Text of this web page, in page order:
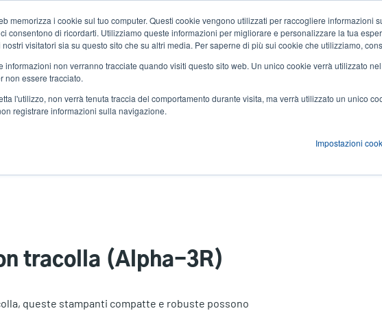
memorizza i cookie sul tuo computer. Questi cookie vengono utilizzati per raccogliere informazioni
consentono di ricordarti. Utilizziamo queste informazioni per migliorare e personalizzare la tua
visitatori sia su questo sito che su altri media. Per saperne di più sui cookie che utilizziamo,
informazioni non verranno tracciate quando visiti questo sito web. Un unico cookie verrà utilizzato
non essere tracciato.
l'utilizzo, non verrà tenuta traccia del comportamento durante visita, ma verrà utilizzato un unico
registrare informazioni sulla navigazione.
Impostazioni
User
account
Notizie ed eventi Azienda
Soluzioni Servizi Supporto e download Partner
tracolla (Alpha-3R)
queste stampanti compatte e robuste possono